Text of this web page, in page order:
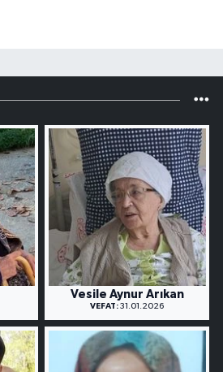
Vesile Aynur Arıkan
VEFAT: 31.01.2026